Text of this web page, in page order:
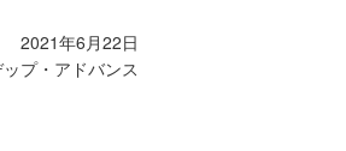
2021年6月22日
プ・アドバンス